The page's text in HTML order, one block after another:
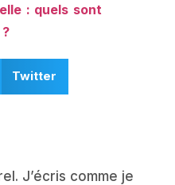
: quels sont
Twitter
J’écris comme je